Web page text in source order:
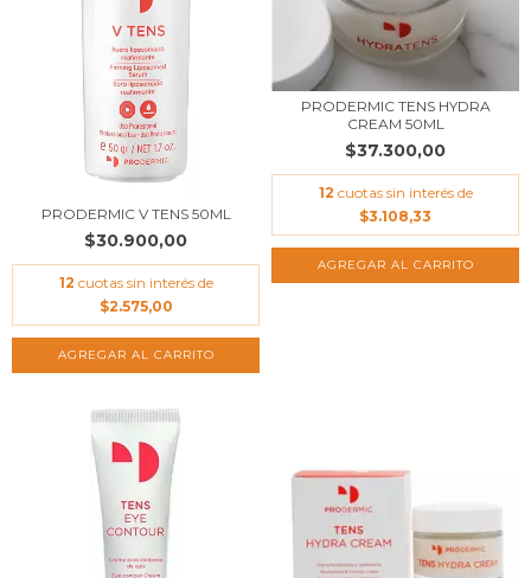
PRODERMIC V TENS 50ML
$30.900,00
12 cuotas sin interés de
$2.575,00
PRODERMIC TENS HYDRA
CREAM 50ML
$37.300,00
12 cuotas sin interés de
$3.108,33